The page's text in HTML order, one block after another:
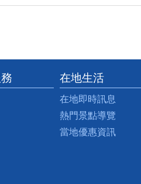
在地生活
在地即時訊息
熱門景點導覽
當地優惠資訊